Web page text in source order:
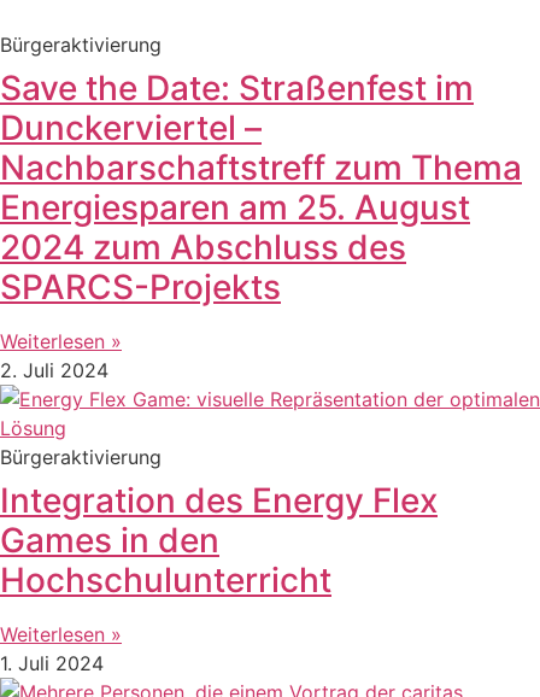
Bürgeraktivierung
Save the Date: Straßenfest im
Dunckerviertel –
Nachbarschaftstreff zum Thema
Energiesparen am 25. August
2024 zum Abschluss des
SPARCS-Projekts
Weiterlesen »
2. Juli 2024
Bürgeraktivierung
Integration des Energy Flex
Games in den
Hochschulunterricht
Weiterlesen »
1. Juli 2024